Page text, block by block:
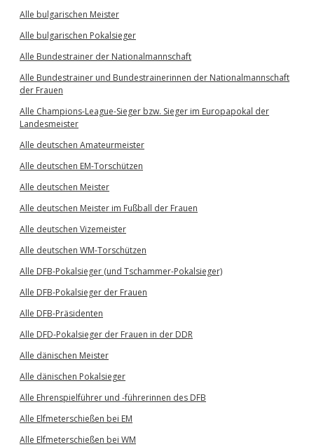
Alle bulgarischen Meister
Alle bulgarischen Pokalsieger
Alle Bundestrainer der Nationalmannschaft
Alle Bundestrainer und Bundestrainerinnen der Nationalmannschaft
der Frauen
Alle Champions-League-Sieger bzw. Sieger im Europapokal der
Landesmeister
Alle deutschen Amateurmeister
Alle deutschen EM-Torschützen
Alle deutschen Meister
Alle deutschen Meister im Fußball der Frauen
Alle deutschen Vizemeister
Alle deutschen WM-Torschützen
Alle DFB-Pokalsieger (und Tschammer-Pokalsieger)
Alle DFB-Pokalsieger der Frauen
Alle DFB-Präsidenten
Alle DFD-Pokalsieger der Frauen in der DDR
Alle dänischen Meister
Alle dänischen Pokalsieger
Alle Ehrenspielführer und -führerinnen des DFB
Alle Elfmeterschießen bei EM
Alle Elfmeterschießen bei WM